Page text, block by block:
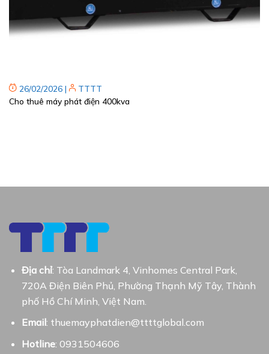
26/02/2026 |
TTTT
Cho thuê máy phát điện 400kva
Địa chỉ: Tòa Landmark 4, Vinhomes Central Park,
720A Điện Biên Phủ, Phường Thạnh Mỹ Tây, Thành
phố Hồ Chí Minh, Việt Nam.
Email: thuemayphatdien@ttttglobal.com
Hotline: 0931504606